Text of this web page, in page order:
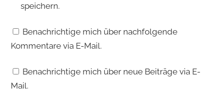
speichern.
Benachrichtige mich über nachfolgende
Kommentare via E-Mail.
Benachrichtige mich über neue Beiträge via E-
Mail.